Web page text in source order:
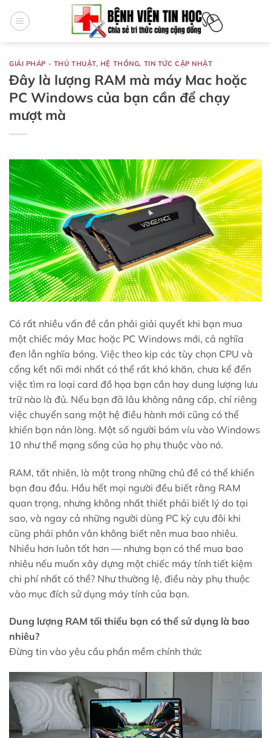
qua
GIẢI PHÁP - THỦ THUẬT, HỆ THỐNG, TIN TỨC CẬP NHẬT
Đây là lượng RAM mà máy Mac hoặc
PC Windows của bạn cần để chạy
mượt mà
Có rất nhiều vấn đề cần phải giải quyết khi bạn mua
một chiếc máy Mac hoặc PC Windows mới, cả nghĩa
đen lẫn nghĩa bóng. Việc theo kịp các tùy chọn CPU và
cổng kết nối mới nhất có thể rất khó khăn, chưa kể đến
việc tìm ra loại card đồ họa bạn cần hay dung lượng lưu
trữ nào là đủ. Nếu bạn đã lâu không nâng cấp, chỉ riêng
việc chuyển sang một hệ điều hành mới cũng có thể
khiến bạn nản lòng. Một số người bám víu vào Windows
10 như thể mạng sống của họ phụ thuộc vào nó.
RAM, tất nhiên, là một trong những chủ đề có thể khiến
bạn đau đầu. Hầu hết mọi người đều biết rằng RAM
quan trọng, nhưng không nhất thiết phải biết lý do tại
sao, và ngay cả những người dùng PC kỳ cựu đôi khi
cũng phải phân vân không biết nên mua bao nhiêu.
Nhiều hơn luôn tốt hơn — nhưng bạn có thể mua bao
nhiêu nếu muốn xây dựng một chiếc máy tính tiết kiệm
chi phí nhất có thể? Như thường lệ, điều này phụ thuộc
vào mục đích sử dụng máy tính của bạn.
Dung lượng RAM tối thiểu bạn có thể sử dụng là bao
nhiêu?
Đừng tin vào yêu cầu phần mềm chính thức